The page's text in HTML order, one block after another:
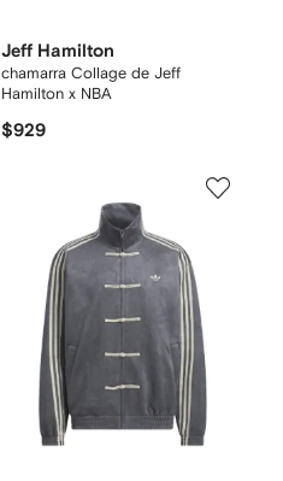
Jeff Hamilton
chamarra Collage de Jeff
Hamilton x NBA
$929